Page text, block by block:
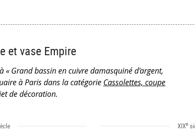
et vase Empire
Grand bassin en cuivre damasquiné d'argent,
à Paris dans la catégorie Cassolettes, coupe
de décoration.
XIXe